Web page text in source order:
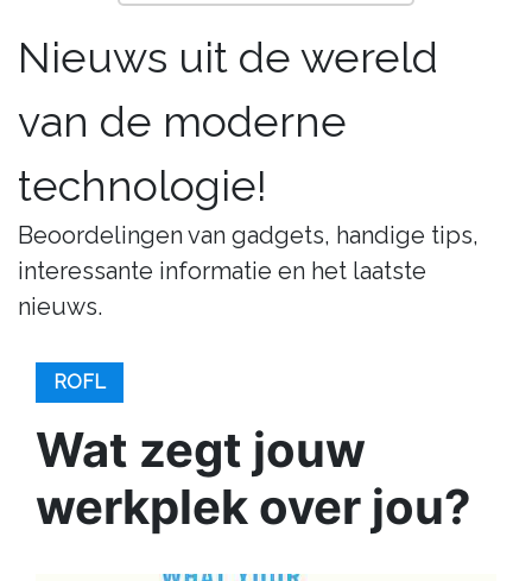
Nieuws uit de wereld
van de moderne
technologie!
Beoordelingen van gadgets, handige tips,
interessante informatie en het laatste
nieuws.
ROFL
Wat zegt jouw
werkplek over jou?